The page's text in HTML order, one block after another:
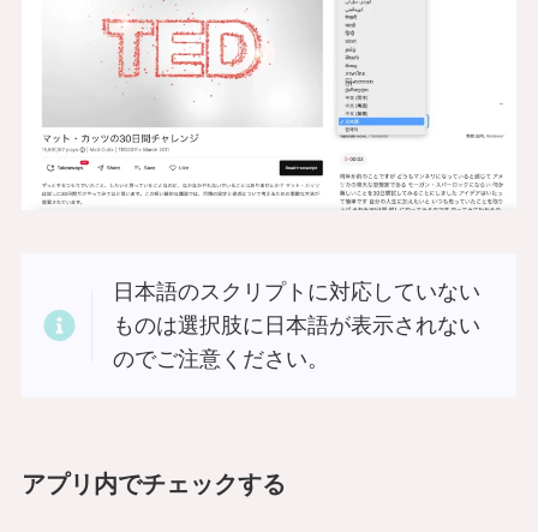
日本語のスクリプトに対応していない
ものは選択肢に日本語が表示されない
のでご注意ください。
アプリ内でチェックする